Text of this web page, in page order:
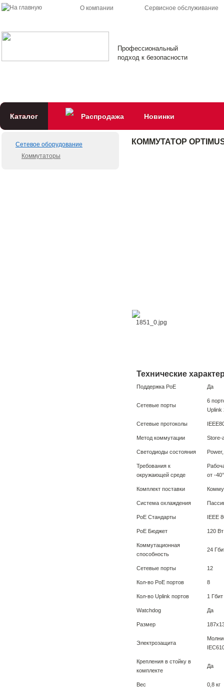
О компании Сервисное обслуживание
Профессиональный
подход к безопасности
Каталог Распродажа Новинки
Сетевое оборудование
Коммутаторы
КОММУТАТОР
Технические
Поддержка PoE Да
Сетевые порты
6
Uplink
Сетевые протоколы
Метод коммутации Store-
Светодиоды состояния
Требования к
окружающей среде
от -
Комплект поставки
Система охлаждения
PoE Стандарты IEEE
PoE Бюджет 120 Вт
Коммутационная
способность
24
Сетевые порты 12
Кол-во PoE портов 8
Кол-во Uplink портов 1 Гбит
Watchdog Да
Размер
Электрозащита
Крепления в стойку в
комплекте
Да
Вес 0,8 кг